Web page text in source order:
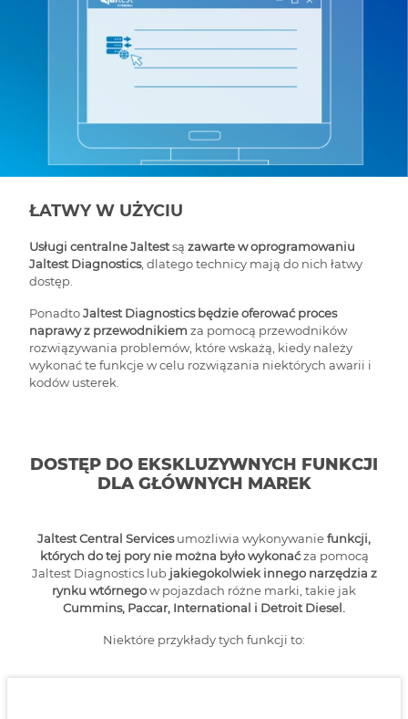
ŁATWY W UŻYCIU
Usługi centralne Jaltestsą zawarte w oprogramowaniu
Jaltest Diagnostics, dlatego technicy mają do nich łatwy
dostęp.
PonadtoJaltest Diagnostics będzie oferować proces
naprawy z przewodnikiem za pomocą przewodników
rozwiązywania problemów, które wskażą, kiedy należy
wykonać te funkcje w celu rozwiązania niektórych awarii i
kodów usterek.
DOSTĘP DO EKSKLUZYWNYCH FUNKCJI
DLA GŁÓWNYCH MAREK
Jaltest Central Servicesumożliwia wykonywaniefunkcji,
których do tej pory nie można było wykonaćza pomocą
Jaltest Diagnostics lub jakiegokolwiek innego narzędzia z
rynku wtórnegow pojazdach różne marki, takie jak
Cummins, Paccar, International i Detroit Diesel.
Niektóre przykłady tych funkcji to: